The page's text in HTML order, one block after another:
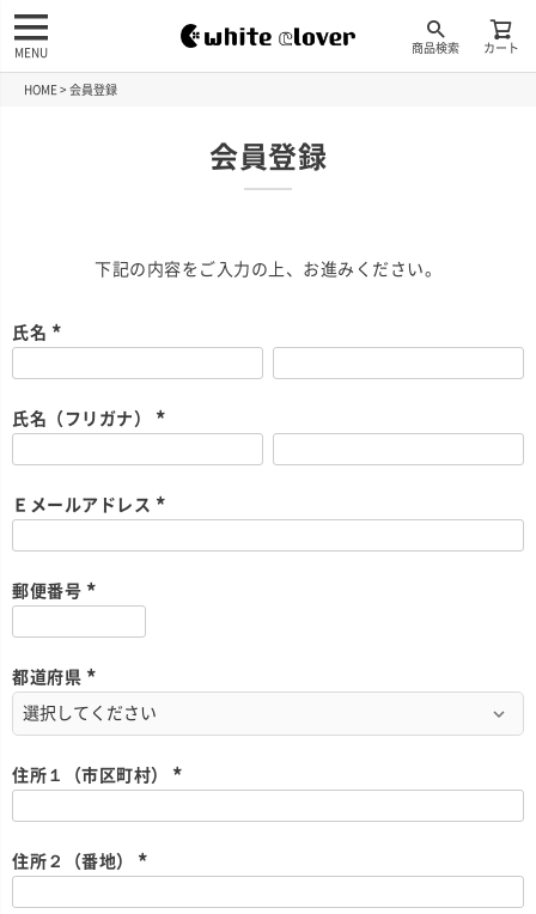
商品検索 カート
MENU
HOME 会員登録
会員登録
下記の内容をご入力の上、お進みください。
氏名
必
氏名（フリガナ）
必
)
Ｅメールアドレス
必
郵便番号
必
)
都道府県
必
須
住所１（市区町村）
必
住所２（番地）
必